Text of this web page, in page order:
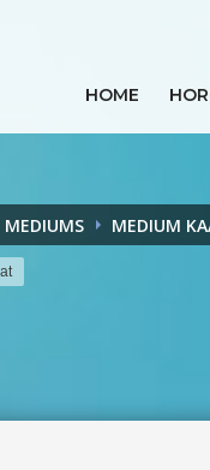
HOME
MEDIUMS MEDIUM